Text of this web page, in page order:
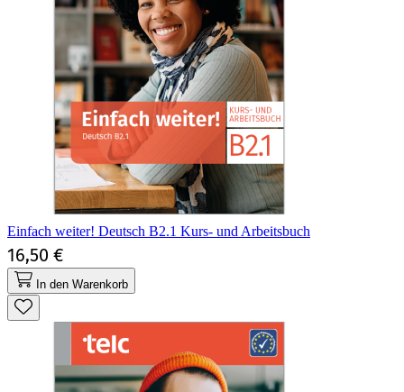
Einfach weiter! Deutsch B2.1 Kurs- und Arbeitsbuch
16,50 €
In den Warenkorb